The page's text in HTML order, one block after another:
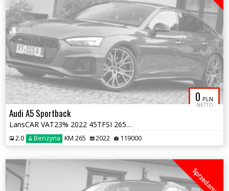
0 PLN
NETTO
Audi A5 Sportback
LansCAR VAT23% 2022 45TFSI 265KM quattro Competition MatrixKamera360st
2.0 Benzyna KM 265 2022 119000
Sprzedany